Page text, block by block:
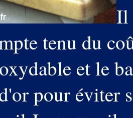
Il
tenu du
et le
pour éviter